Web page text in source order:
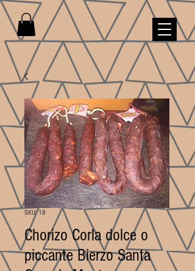
SKU: 18
Chorizo Corla dolce o
piccante Bierzo Santa